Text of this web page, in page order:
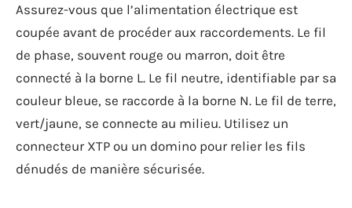
Assurez-vous que l’alimentation électrique est
coupée avant de procéder aux raccordements. Le fil
de phase, souvent rouge ou marron, doit être
connecté à la borne L. Le fil neutre, identifiable par sa
couleur bleue, se raccorde à la borne N. Le fil de terre,
vert/jaune, se connecte au milieu. Utilisez un
connecteur XTP ou un domino pour relier les fils
dénudés de manière sécurisée.